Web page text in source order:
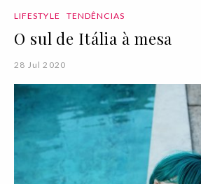
LIFESTYLE TENDÊNCIAS
O sul de Itália à mesa
28 Jul 2020